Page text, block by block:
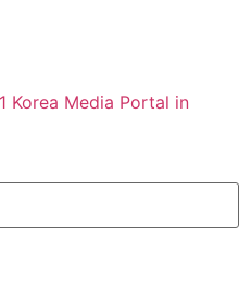
Korea Media Portal in